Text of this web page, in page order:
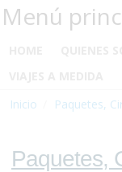
Menú
Inicio
Paquetes,
Paquetes,